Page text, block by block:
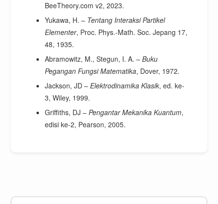
BeeTheory.com v2, 2023.
Yukawa, H. – Tentang Interaksi Partikel
Elementer, Proc. Phys.-Math. Soc. Jepang 17,
48, 1935.
Abramowitz, M., Stegun, I. A. –Buku
Pegangan Fungsi Matematika, Dover, 1972.
Jackson, JD –Elektrodinamika Klasik, ed. ke-
3, Wiley, 1999.
Griffiths, DJ –Pengantar Mekanika Kuantum,
edisi ke-2, Pearson, 2005.